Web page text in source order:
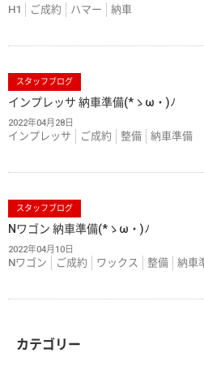
H1 ご成約 ハマー 納車
スタッフブログ
インプレッサ 納車準備(*ゝω・)ﾉ
2022年04月28日
インプレッサ ご成約 整備 納車準備
スタッフブログ
Nワゴン 納車準備(*ゝω・)ﾉ
2022年04月10日
Nワゴン ご成約 ワックス 整備 納車
カテゴリー